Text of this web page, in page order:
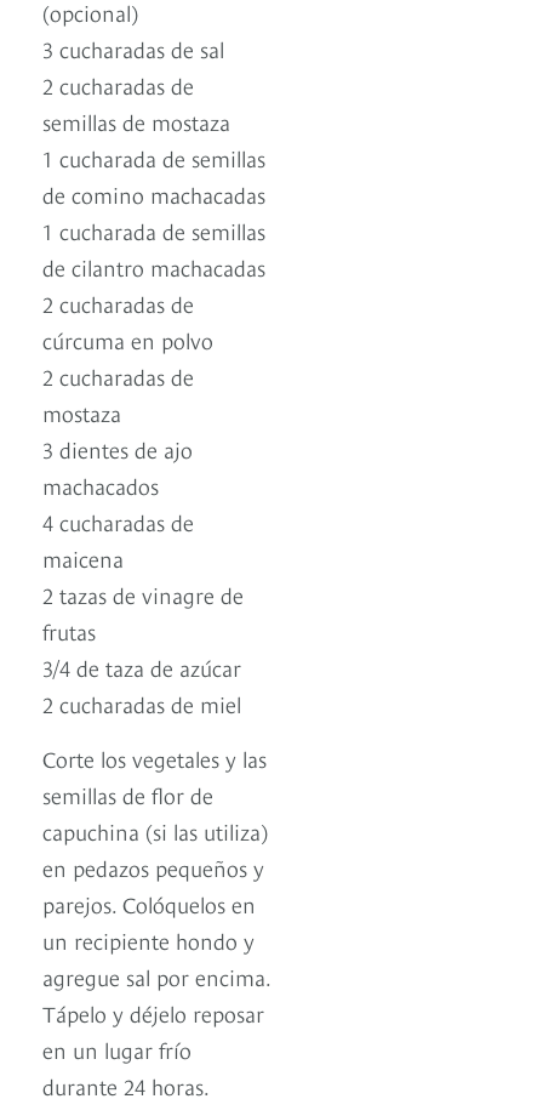
(opcional)
3 cucharadas de sal
2 cucharadas de
semillas de mostaza
1 cucharada de semillas
de comino machacadas
1 cucharada de semillas
de cilantro machacadas
2 cucharadas de
cúrcuma en polvo
2 cucharadas de
mostaza
3 dientes de ajo
machacados
4 cucharadas de
maicena
2 tazas de vinagre de
frutas
3/4 de taza de azúcar
2 cucharadas de miel
Corte los vegetales y las
semillas de flor de
capuchina (si las utiliza)
en pedazos pequeños y
parejos. Colóquelos en
un recipiente hondo y
agregue sal por encima.
Tápelo y déjelo reposar
en un lugar frío
durante 24 horas.